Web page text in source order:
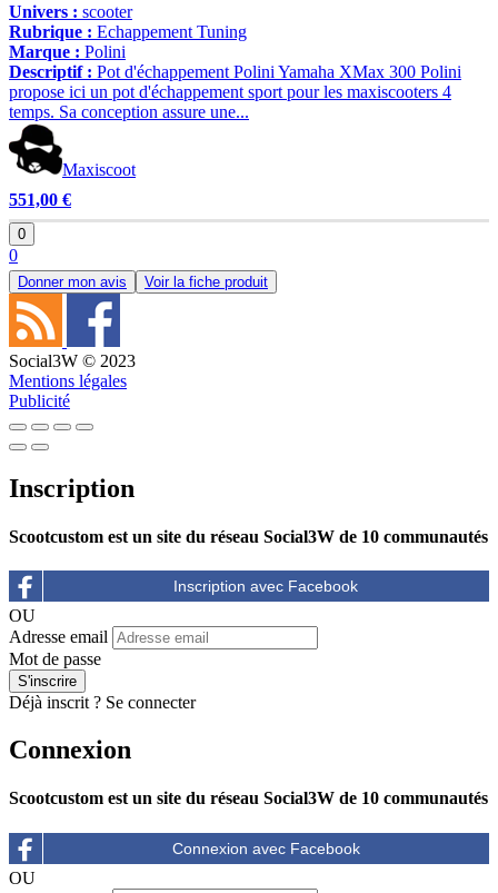
Univers : scooter
Rubrique : Echappement Tuning
Marque : Polini
Descriptif : Pot d'échappement Polini Yamaha XMax 300 Polini
propose ici un pot d'échappement sport pour les maxiscooters 4
temps. Sa conception assure une...
Maxiscoot
551,00 €
0
0
Donner mon avis Voir la fiche produit
Social3W © 2023
Mentions légales
Publicité
Inscription
Scootcustom est un site du réseau Social3W de 10 communautés
OU
Adresse email
Mot de passe
Déjà inscrit ? Se connecter
Connexion
Scootcustom est un site du réseau Social3W de 10 communautés
OU